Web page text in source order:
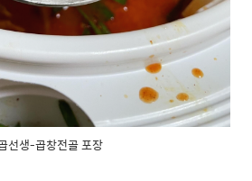
선생-곱창전골 포장